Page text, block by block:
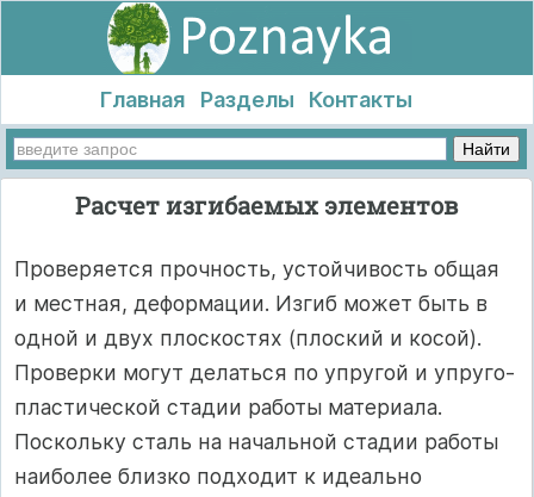
Главная Разделы Контакты
Расчет изгибаемых элементов
Проверяется прочность, устойчивость общая
и местная, деформации. Изгиб может быть в
одной и двух плоскостях (плоский и косой).
Проверки могут делаться по упругой и упруго-
пластической стадии работы материала.
Поскольку сталь на начальной стадии работы
наиболее близко подходит к идеально